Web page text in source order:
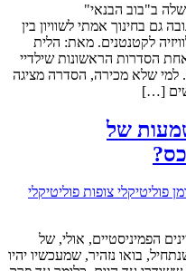
ב"בוב הבנאי"
גם בחינוך אמתי לשוויון בין
לקטנטנים. מאת: הלית
הסדרות הראשונות שילדיי
למי שלא מכירה, הסדרה מציגה
[…]
של
הפמיניסטיים, אולי, של
בואו נזהיר, שמעכשיו יהיו